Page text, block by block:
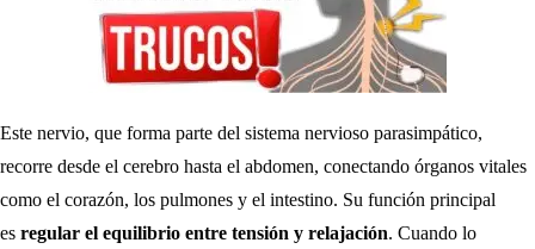
Este nervio, que forma parte del sistema nervioso parasimpático,
recorre desde el cerebro hasta el abdomen, conectando órganos vitales
como el corazón, los pulmones y el intestino. Su función principal
es regular el equilibrio entre tensión y relajación. Cuando lo